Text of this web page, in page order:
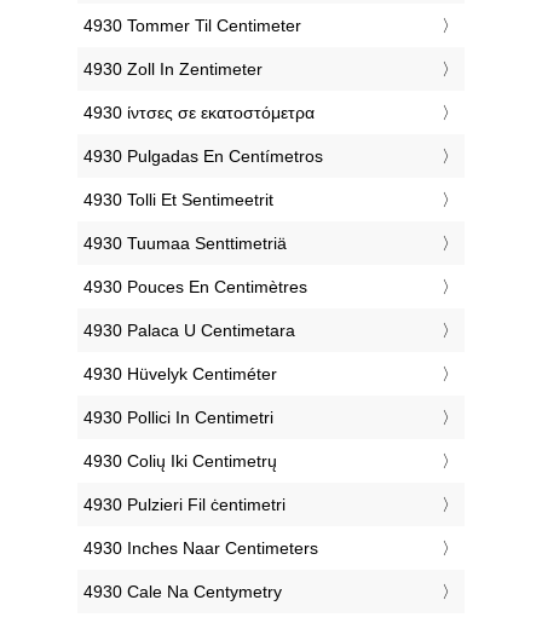
‎4930 Tommer Til Centimeter
‎4930 Zoll In Zentimeter
‎4930 ίντσες σε εκατοστόμετρα
‎4930 Pulgadas En Centímetros
‎4930 Tolli Et Sentimeetrit
‎4930 Tuumaa Senttimetriä
‎4930 Pouces En Centimètres
‎4930 Palaca U Centimetara
‎4930 Hüvelyk Centiméter
‎4930 Pollici In Centimetri
‎4930 Colių Iki Centimetrų
‎4930 Pulzieri Fil ċentimetri
‎4930 Inches Naar Centimeters
‎4930 Cale Na Centymetry